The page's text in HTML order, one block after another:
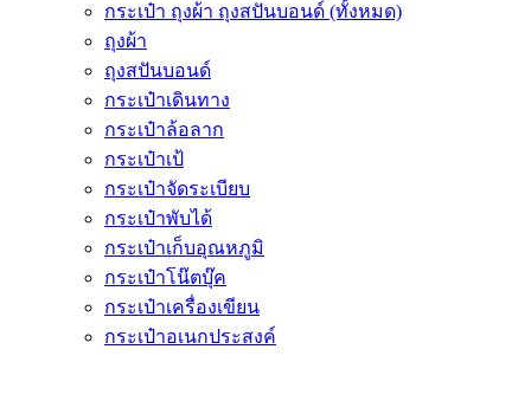
กระเป๋า ถุงผ้า ถุงสปันบอนด์ (ทั้งหมด)
ถุงผ้า
ถุงสปันบอนด์
กระเป๋าเดินทาง
กระเป๋าล้อลาก
กระเป๋าเป้
กระเป๋าจัดระเบียบ
กระเป๋าพับได้
กระเป๋าเก็บอุณหภูมิ
กระเป๋าโน๊ตบุ๊ค
กระเป๋าเครื่องเขียน
กระเป๋าอเนกประสงค์